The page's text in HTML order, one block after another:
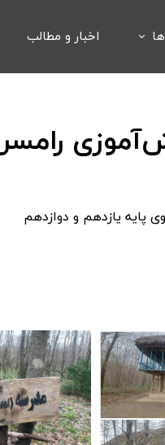
اخبار و مطالب
رامسر
پایه یازدهم و دوازدهم